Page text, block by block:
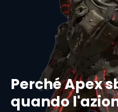
Perché Apex
quando